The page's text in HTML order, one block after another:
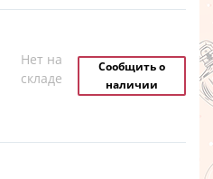
Нет на
складе
Сообщить о
наличии